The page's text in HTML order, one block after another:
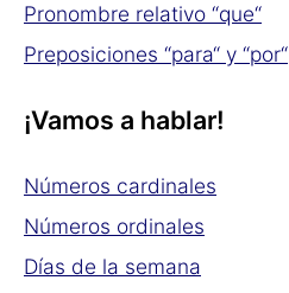
Pronombre relativo “que“
Preposiciones “para“ y “por“
¡Vamos a hablar!
Números cardinales
Números ordinales
Días de la semana